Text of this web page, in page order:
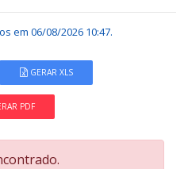
em 06/08/2026 10:47.
GERAR XLS
PDF